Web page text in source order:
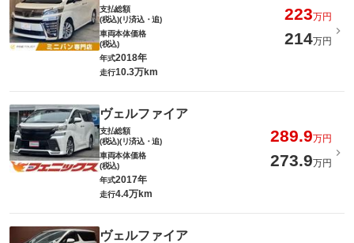
支払総額
(税込)(リ済込・追)
223万円
車両本体価格
(税込)
214万円
年式2018年
走行10.3万km
ヴェルファイア
支払総額
(税込)(リ済込・追)
289.9万円
車両本体価格
(税込)
273.9万円
年式2017年
走行4.4万km
ヴェルファイア